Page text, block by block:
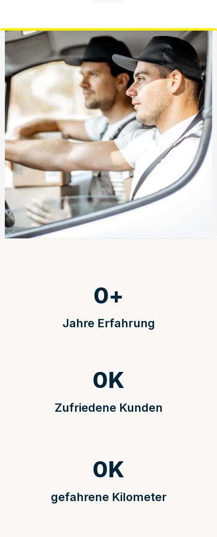
Jahre Erfahrung
0+
Zufriedene Kunden
0K
gefahrene Kilometer
0K